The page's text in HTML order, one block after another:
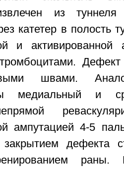
из
катетер в полость
и активированной
швами.
медиальный и
ампутацией 4-5
закрытием дефекта
раны.